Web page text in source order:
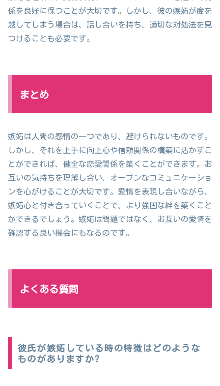
係を良好に保つことが大切です。しかし、彼の嫉妬が度を
越してしまう場合は、話し合いを持ち、適切な対処法を見
つけることも必要です。
まとめ
嫉妬は人間の感情の一つであり、避けられないものです。
しかし、それを上手に向上心や信頼関係の構築に活かすこ
とができれば、健全な恋愛関係を築くことができます。お
互いの気持ちを理解し合い、オープンなコミュニケーショ
ンを心がけることが大切です。愛情を表現し合いながら、
嫉妬心と付き合っていくことで、より強固な絆を築くこと
ができるでしょう。嫉妬は問題ではなく、お互いの愛情を
確認する良い機会にもなるのです。
よくある質問
彼氏が嫉妬している時の特徴はどのような
ものがありますか?